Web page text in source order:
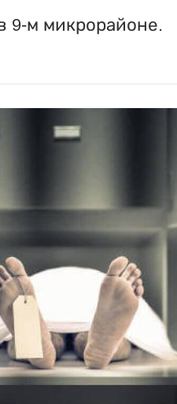
9-м микрорайоне.